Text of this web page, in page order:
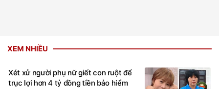
XEM NHIỀU
Xét xử người phụ nữ giết con ruột để
trục lợi hơn 4 tỷ đồng tiền bảo hiểm